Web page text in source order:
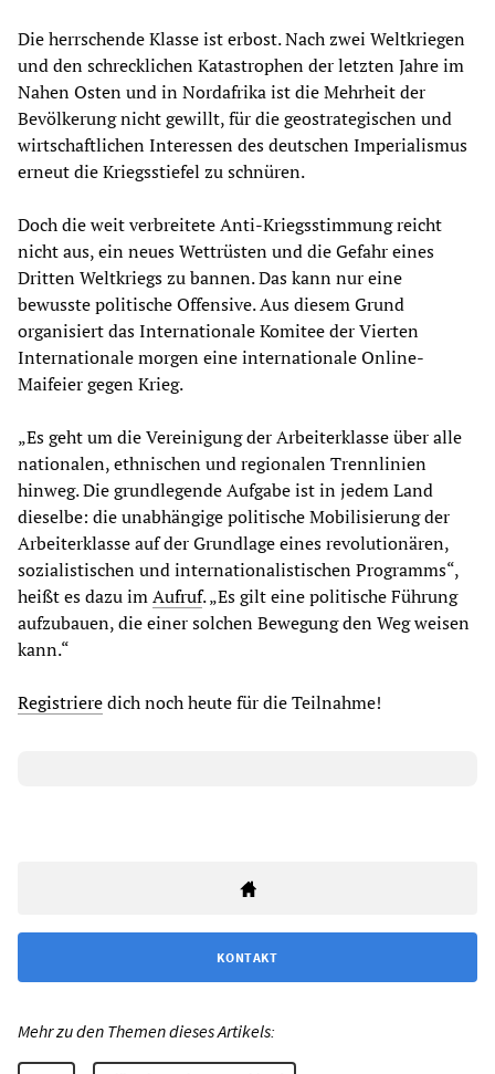
Die herrschende Klasse ist erbost. Nach zwei Weltkriegen
und den schrecklichen Katastrophen der letzten Jahre im
Nahen Osten und in Nordafrika ist die Mehrheit der
Bevölkerung nicht gewillt, für die geostrategischen und
wirtschaftlichen Interessen des deutschen Imperialismus
erneut die Kriegsstiefel zu schnüren.
Doch die weit verbreitete Anti-Kriegsstimmung reicht
nicht aus, ein neues Wettrüsten und die Gefahr eines
Dritten Weltkriegs zu bannen. Das kann nur eine
bewusste politische Offensive. Aus diesem Grund
organisiert das Internationale Komitee der Vierten
Internationale morgen eine internationale Online-
Maifeier gegen Krieg.
„Es geht um die Vereinigung der Arbeiterklasse über alle
nationalen, ethnischen und regionalen Trennlinien
hinweg. Die grundlegende Aufgabe ist in jedem Land
dieselbe: die unabhängige politische Mobilisierung der
Arbeiterklasse auf der Grundlage eines revolutionären,
sozialistischen und internationalistischen Programms“,
heißt es dazu imAufruf. „Es gilt eine politische Führung
aufzubauen, die einer solchen Bewegung den Weg weisen
kann.“
Registrieredich noch heute für die Teilnahme!
KONTAKT
Mehr zu den Themen dieses Artikels: